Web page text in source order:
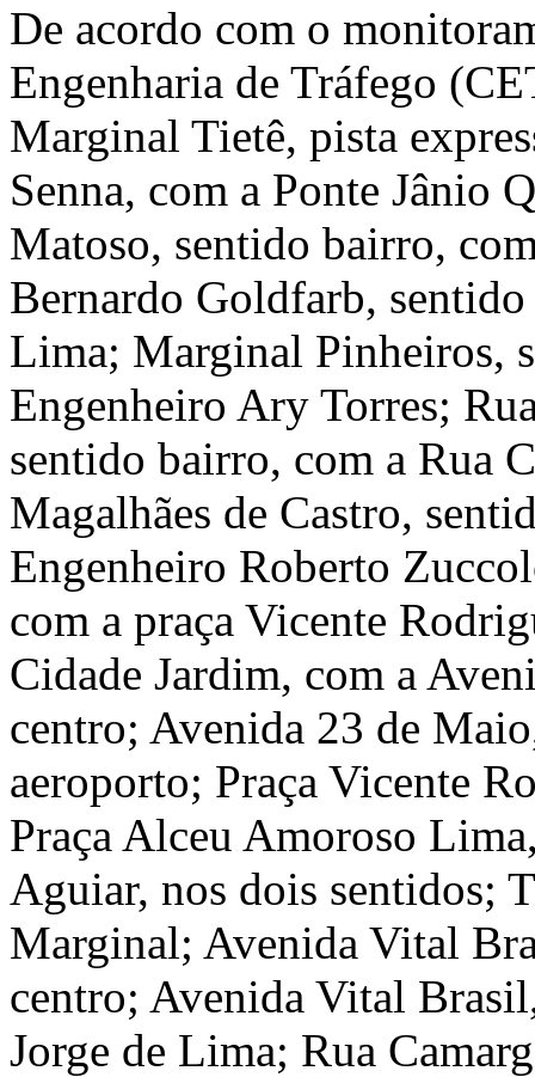
De acordo com o
Engenharia de Tráfego
Marginal Tietê, pista
Senna, com a Ponte Jânio
Matoso, sentido bairro,
Bernardo Goldfarb,
Lima; Marginal Pinheiros,
Engenheiro Ary Torres;
sentido bairro, com a Rua
Magalhães de Castro,
Engenheiro Roberto
com a praça Vicente
Cidade Jardim, com a
centro; Avenida 23 de
aeroporto; Praça Vicente
Praça Alceu Amoroso
Aguiar, nos dois sentidos;
Marginal; Avenida Vital
centro; Avenida Vital
Jorge de Lima; Rua